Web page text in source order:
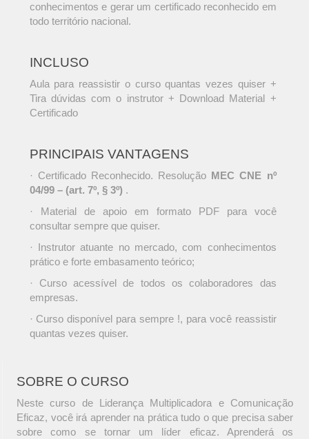
conhecimentos e gerar um certificado reconhecido em
todo território nacional.
INCLUSO
Aula para reassistir o curso quantas vezes quiser +
Tira dúvidas com o instrutor + Download Material +
Certificado
PRINCIPAIS VANTAGENS
· Certificado Reconhecido. Resolução MEC CNE nº
04/99 – (art. 7º, § 3º) .
· Material de apoio em formato PDF para você
consultar sempre que quiser.
· Instrutor atuante no mercado, com conhecimentos
prático e forte embasamento teórico;
· Curso acessível de todos os colaboradores das
empresas.
· Curso disponível para sempre !, para você reassistir
quantas vezes quiser.
SOBRE O CURSO
Neste curso de Liderança Multiplicadora e Comunicação
Eficaz, você irá aprender na prática tudo o que precisa saber
sobre como se tornar um líder eficaz. Aprenderá os